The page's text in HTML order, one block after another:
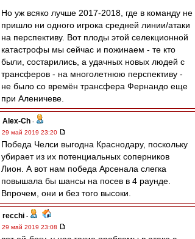
Но уж всяко лучше 2017-2018, где в команду не
пришло ни одного игрока средней линии/атаки
на перспективу. Вот плоды этой селекционной
катастрофы мы сейчас и пожинаем - те кто
были, состарились, а удачных новых людей с
трансферов - на многолетнюю перспективу -
не было со времён трансфера Фернандо еще
при Аленичеве.
Alex-Ch -
29 май 2019 23:20
Победа Челси выгодна Краснодару, поскольку
убирает из их потенциальных соперников
Лион. А вот нам победа Арсенала слегка
повышала бы шансы на посев в 4 раунде.
Впрочем, они и без того высоки.
recchi -
29 май 2019 23:08